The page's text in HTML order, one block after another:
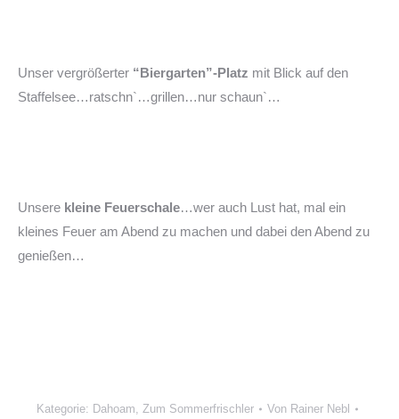
Unser vergrößerter “Biergarten”-Platz mit Blick auf den
Staffelsee…ratschn`…grillen…nur schaun`…
Unsere kleine Feuerschale…wer auch Lust hat, mal ein
kleines Feuer am Abend zu machen und dabei den Abend zu
genießen…
Kategorie: Dahoam, Zum Sommerfrischler Von Rainer Nebl